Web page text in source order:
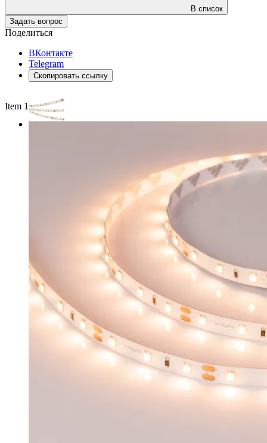
В список
Задать вопрос
Поделиться
ВКонтакте
Telegram
Скопировать ссылку
Item 1 of 2